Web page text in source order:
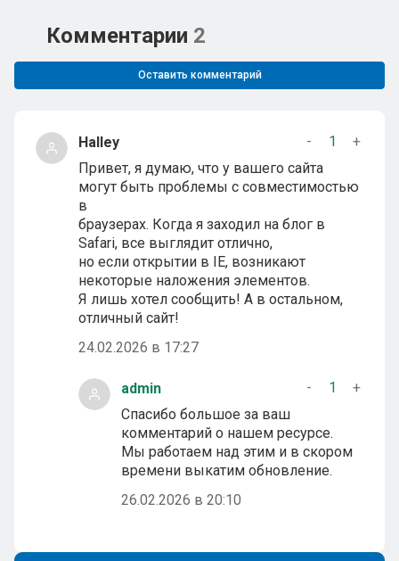
Комментарии 2
Оставить комментарий
Halley - 1
+
Привет, я думаю, что у вашего сайта
могут быть проблемы с совместимостью
в
браузерах. Когда я заходил на блог в
Safari, все выглядит отлично,
но если открытии в IE, возникают
некоторые наложения элементов.
Я лишь хотел сообщить! А в остальном,
отличный сайт!
24.02.2026 в 17:27
admin - 1
+
Спасибо большое за ваш
комментарий о нашем ресурсе.
Мы работаем над этим и в скором
времени выкатим обновление.
26.02.2026 в 20:10